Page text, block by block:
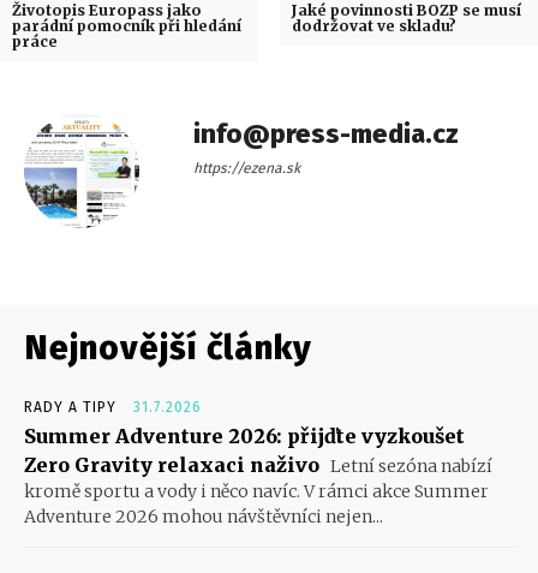
Životopis Europass jako
parádní pomocník při hledání
práce
Jaké povinnosti BOZP se musí
dodržovat ve skladu?
info@press-media.cz
https://ezena.sk
Nejnovější články
RADY A TIPY 31.7.2026
Summer Adventure 2026: přijďte vyzkoušet
Zero Gravity relaxaci naživo Letní sezóna nabízí
kromě sportu a vody i něco navíc. V rámci akce Summer
Adventure 2026 mohou návštěvníci nejen...